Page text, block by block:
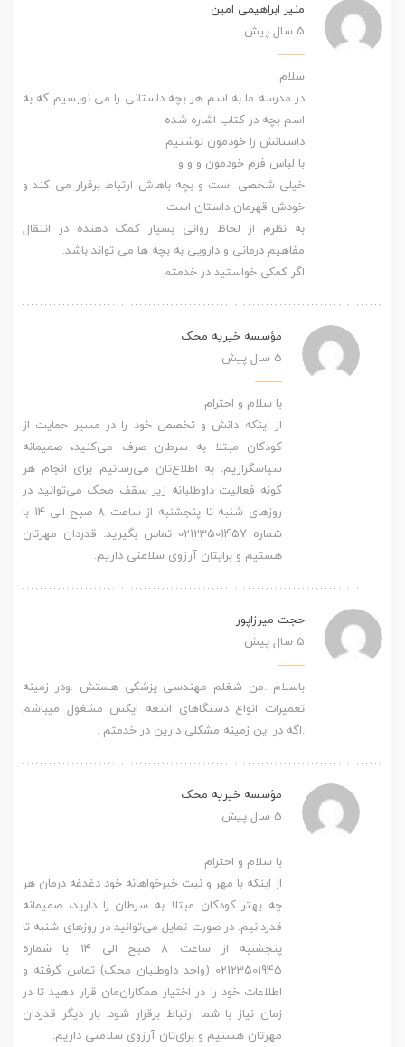
منیر ابراهیمی امین
5 سال پیش
سلام
در مدرسه ما به اسم هر بچه داستانی را می نویسیم که به
اسم بچه در کتاب اشاره شده
داستانش را خودمون نوشتیم
با لباس فرم خودمون و و و
خیلی شخصی است و بچه باهاش ارتباط برقرار می کند و
خودش قهرمان داستان است
به نظرم از لحاظ روانی بسیار کمک دهنده در انتقال
مفاهیم درمانی و دارویی به بچه ها می تواند باشد.
اگر کمکی خواستید در خدمتم
مؤسسه خیریه محک
5 سال پیش
با سلام و احترام
از اینکه دانش و تخصص خود را در مسیر حمایت از
کودکان مبتلا به سرطان صرف می‌کنید، صمیمانه
سپاسگزاریم. به اطلاع‌تان می‌رسانیم برای انجام هر
گونه فعالیت داوطلبانه زیر سقف محک می‌توانید در
روزهای شنبه تا پنجشنبه از ساعت 8 صبح الی 14 با
شماره 02123501457 تماس بگیرید. قدردان مهرتان
هستیم و برایتان آرزوی سلامتی داریم.
حجت میرزاپور
5 سال پیش
باسلام .من شغلم مهندسی پزشکی هستش .ودر زمینه
تعمیرات انواع دستگاهای اشعه ایکس مشغول میباشم
.اگه در این زمینه مشکلی دارین در خدمتم .
مؤسسه خیریه محک
5 سال پیش
با سلام و احترام
از اینکه با مهر و نیت خیرخواهانه خود دغدغه درمان هر
چه‌ بهتر کودکان مبتلا به سرطان را دارید، صمیمانه
قدردانیم. در صورت تمایل می‌توانید در روزهای شنبه تا
پنجشنبه از ساعت 8 صبح الی 14 با شماره
02123501945 (واحد داوطلبان محک) تماس گرفته و
اطلاعات خود را در اختیار همکاران‌مان قرار دهید تا در
زمان نیاز با شما ارتباط برقرار شود. بار دیگر قدردان
مهرتان هستیم و برای‌تان آرزوی سلامتی داریم.